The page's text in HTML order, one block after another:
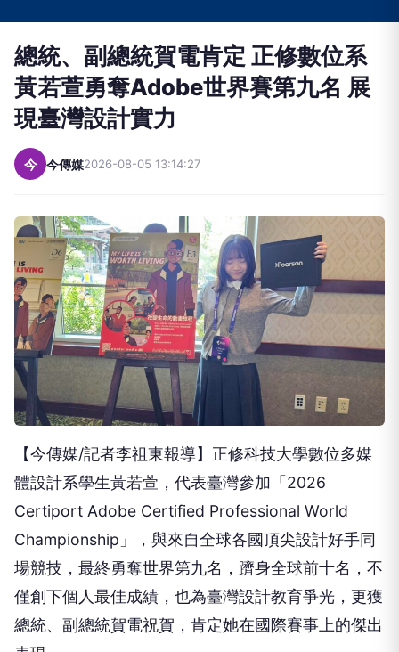
總統、副總統賀電肯定 正修數位系
黃若萱勇奪Adobe世界賽第九名 展
現臺灣設計實力
今 今傳媒2026-08-05 13:14:27
【今傳媒/記者李祖東報導】正修科技大學數位多媒
體設計系學生黃若萱，代表臺灣參加「2026
Certiport Adobe Certified Professional World
Championship」，與來自全球各國頂尖設計好手同
場競技，最終勇奪世界第九名，躋身全球前十名，不
僅創下個人最佳成績，也為臺灣設計教育爭光，更獲
總統、副總統賀電祝賀，肯定她在國際賽事上的傑出